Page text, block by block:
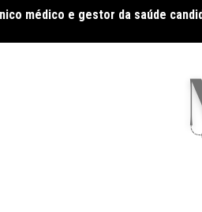
Kayete e Karoline Absinto